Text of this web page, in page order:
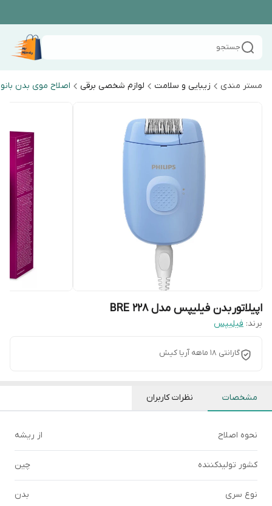
جستجو
مستر مندی زیبایی و سلامت لوازم شخصی برقی اصلاح موی بدن
اپیلاتور بدن فیلیپس مدل BRE 228
برند: فیلیپس
گارانتی 18 ماهه آریا کیش
مشخصات نظرات کاربران
نحوه اصلاح از ریشه
کشور تولید‌کننده چین
نوع سری‌ بدن